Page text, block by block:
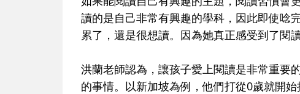
讀的是自己非常有興趣的學科，因此即使唸
累了，還是很想讀。因為她真正感受到了閱讀
洪蘭老師認為，讓孩子愛上閱讀是非常重要
的事情。以新加坡為例，他們打從0歲就開